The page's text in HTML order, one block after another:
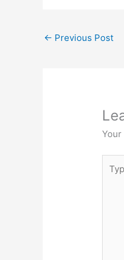
← Previous Post